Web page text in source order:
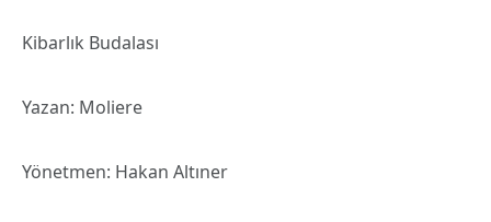
Kibarlık Budalası
Yazan: Moliere
Yönetmen: Hakan Altıner